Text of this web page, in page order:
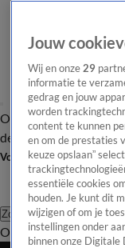
Overzicht
de redactie
Volg Shownieuws
Zoeken
Overzicht
Jouw
Wij en onze 29
informatie te
gedrag en jouw
worden
content te kunnen
en om de prestaties
keuze opslaan”
essentiële cookies
houden. Je kunt dit
wijzigen of om je
instellingen onder
binnen onze